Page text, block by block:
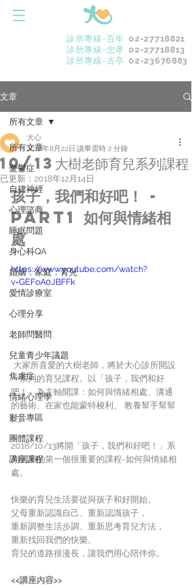
診所專線-百年 02-27718821
診所專線-忠孝
02-27718813
診所專線-古亭
02-23676883
文章
所有文章
憂鬱症
自律神經
心理諮商
睡眠問題
身心科QA
婚姻．家庭．育兒
愛情診療室
心理分享
老師問醫問
兒童青少年議題
焦慮症
情緒心理學
影音專區
團體課程
講座課程
所有文章
10/13大樹老師育兒系列課程
大心
2018年8月22日 讀畢需時 2 分鐘
已更新： 2018年12月14日
孩子，我們和好吧！ -
PART1 如何與情緒相
處
https://www.youtube.com/watch?
v=GEFoA0JBFFk
一系列的育兒課程。以「孩子，我們和好
吧！」為主軸開課：如何與情緒相處、溝通
的藝術、在家也能蒙特梭利、 教養幫手幫幫
忙。
2018/10/13將開「孩子，我們和好吧！」系
列講座的第一個很重要的課程-如何與情緒相
處。
快樂的育兒生活要從與孩子和好開始。
父母重新認識自己、重新認識孩子，
重新調整生活步調、重新思考育兒方法，
重新找回我們的快樂。
育兒的道路很漫長，讓我們用心陪伴你。
<<講座內容>>